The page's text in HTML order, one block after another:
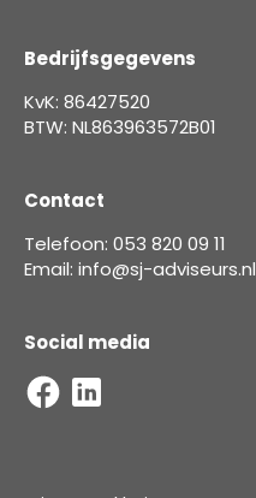
Bedrijfsgegevens
KvK: 86427520
BTW: NL863963572B01
Contact
Telefoon: 053 820 09 11
Email: info@sj-adviseurs.nl
Social media